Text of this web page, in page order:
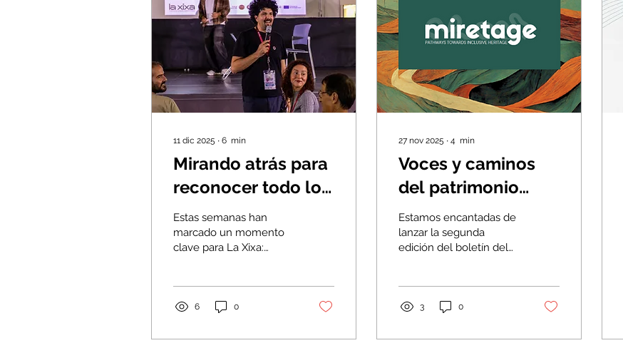
11 dic 2025 ∙ 6 min
Mirando atrás para
reconocer todo lo
que hemos creado
juntas
Estas semanas han
marcado un momento
clave para La Xixa:
Escola La Xixa y hemos
de Teatro Foro
6 0
27 nov 2025 ∙ 4 min
Voces y caminos
del patrimonio
intangible - Boletín
#2 del proyecto
Miretage
Estamos encantadas de
lanzar la segunda
edición del boletín del
proyecto “European
Religious Heritage:
3 0